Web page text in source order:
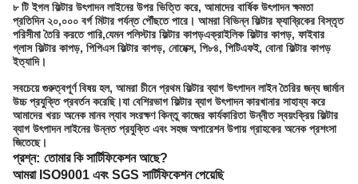
৮ টি ইগল ফিল্টার উৎপাদন লাইনের উপর ভিত্তি করে, আমাদের বার্ষিক উৎপাদন ক্ষমতা
প্রতিদিন ২০,০০০ বর্গ মিটার পর্যন্ত পৌঁছতে পারে। আমরা বিভিন্ন ফিল্টার ফ্যাব্রিকের বিস্তৃত
পরিসীমা তৈরি করতে পারি,যেমন পলিস্টার ফিল্টার কাপড়এক্রাইলিক ফিল্টার কাপড়, ফাইবার
গ্লাস ফিল্টার কাপড়, পিপিএস ফিল্টার কাপড়, নোমেক্স, পি৮৪, পিটিএফই, বোনা ফিল্টার কাপড়
ইত্যাদি।
সবচেয়ে গুরুত্বপূর্ণ বিষয় হল, আমরা চীনে প্রথম ফিল্টার ব্যাগ উৎপাদন লাইন তৈরির জন্য জার্মান
উচ্চ প্রযুক্তি প্রবর্তন করেছি।যা বেশিরভাগ ফিল্টার ব্যাগ উৎপাদন কারখানার সাহায্য করে
আমাদের খরচ অনেক মানব ল্যাব সংরক্ষণ কিন্তু কাজের কার্যকারিতা উন্নীত স্বয়ংক্রিয় ফিল্টার
ব্যাগ উৎপাদন লাইনের উন্নত প্রযুক্তি এবং সহজ অপারেশন উপায় গ্রাহকের অনেক প্রশংসা
জিতেছে।
প্রশ্ন: তোমার কি সার্টিফিকেশন আছে?
আমরা ISO9001 এবং SGS সার্টিফিকেশন পেয়েছি